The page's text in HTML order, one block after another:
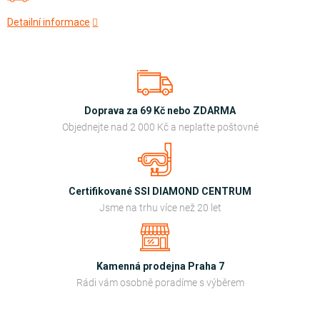
Detailní informace
Doprava za 69 Kč nebo ZDARMA
Objednejte nad 2 000 Kč a neplaťte poštovné
Certifikované SSI DIAMOND CENTRUM
Jsme na trhu více než 20 let
Kamenná prodejna Praha 7
Rádi vám osobně poradíme s výběrem